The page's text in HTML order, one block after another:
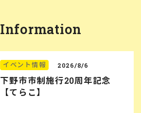
Information
イベント情報 2026/8/6
下野市市制施行20周年記念
【てらこ】